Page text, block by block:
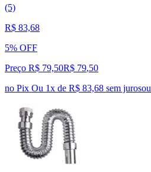
(5)
R$ 83,68
5% OFF
Preço R$ 79,50R$ 79,50
no Pix Ou 1x de R$ 83,68 sem jurosou